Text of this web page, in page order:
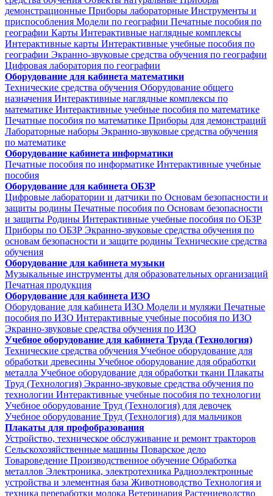
демонстрационные Приборы лабораторные Инструменты и
приспособления Модели по географии Печатные пособия по
географии Карты Интерактивные наглядные комплексы
Интерактивные карты Интерактивные учебные пособия по
географии Экранно-звуковые средства обучения по географии
Цифровая лаборатория по географии
Оборудование для кабинета математики
Технические средства обучения Оборудование общего
назначения Интерактивные наглядные комплексы по
математике Интерактивные учебные пособия по математике
Печатные пособия по математике Приборы для демонстраций
Лабораторные наборы Экранно-звуковые средства обучения
по математике
Оборудование кабинета информатики
Печатные пособия по информатике Интерактивные учебные
пособия
Оборудование для кабинета ОБЗР
Цифровые лаборатории и датчики по Основам безопасности и
защиты родины Печатные пособия по Основам безопасности
и защиты Родины Интерактивные учебные пособия по ОБЗР
Приборы по ОБЗР Экранно-звуковые средства обучения по
основам безопасности и защите родины Технические средства
обучения
Оборудование для кабинета музыки
Музыкальные инструменты для образовательных организаций
Печатная продукция
Оборудование для кабинета ИЗО
Оборудование для кабинета ИЗО Модели и муляжи Печатные
пособия по ИЗО Интерактивные учебные пособия по ИЗО
Экранно-звуковые средства обучения по ИЗО
Учебное оборудование для кабинета Труда (Технология)
Технические средства обучения Учебное оборудование для
обработки древесины Учебное оборудование для обработки
металла Учебное оборудование для обработки ткани Плакаты
Труд (Технология) Экранно-звуковые средства обучения по
технологии Интерактивные учебные пособия по технологии
Учебное оборудование Труд (Технология) для девочек
Учебное оборудование Труд (Технология) для мальчиков
Плакаты для профобразования
Устройство, техническое обслуживание и ремонт тракторов
Сельскохозяйственные машины Поварское дело
Товароведение Производственное обучение Обработка
металлов Электроника, электротехника Радиоэлектронные
устройства и элементная база Животноводство Технология и
техника переработки молока Ветеринария Растениеводство